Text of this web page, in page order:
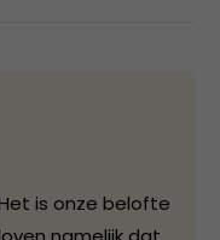
is onze belofte